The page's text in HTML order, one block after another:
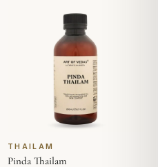
THAILAM
Pinda Thailam